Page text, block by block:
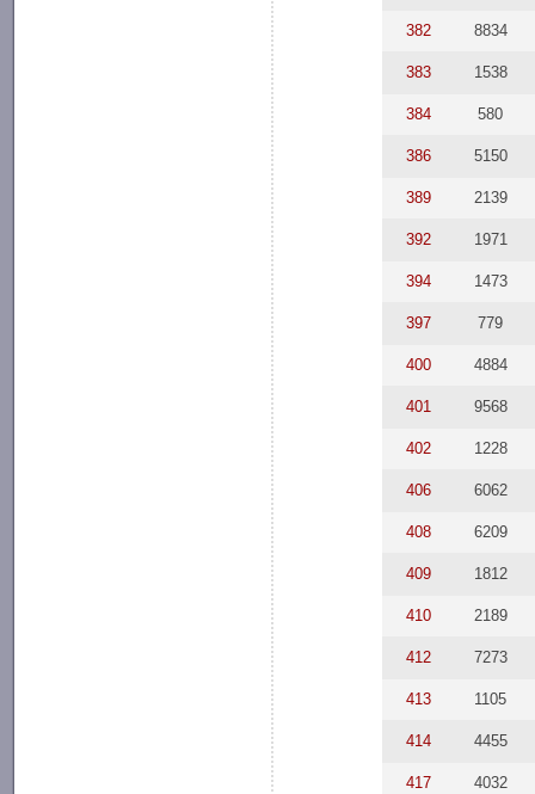
382 8834
383 1538
384 580
386 5150
389 2139
392 1971
394 1473
397 779
400 4884
401 9568
402 1228
406 6062
408 6209
409 1812
410 2189
412 7273
413 1105
414 4455
417 4032